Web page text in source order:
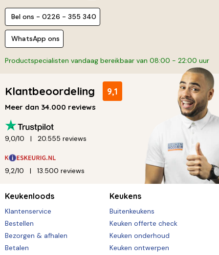
Bel ons - 0226 - 355 340
WhatsApp ons
Productspecialisten vandaag bereikbaar van 08:00 - 22:00 uur
Klantbeoordeling 9,1
Meer dan 34.000 reviews
9,0/10 20.555 reviews
9,2/10 13.500 reviews
Keukenloods
Klantenservice
Bestellen
Bezorgen & afhalen
Betalen
Keukens
Buitenkeukens
Keuken offerte check
Keuken onderhoud
Keuken ontwerpen